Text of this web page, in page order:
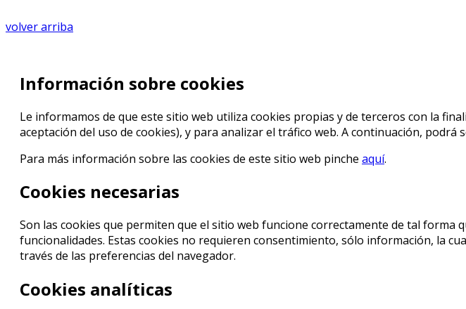
volver arriba
Información sobre cookies
Le informamos de que este sitio web utiliza cookies propias y de terceros con la
aceptación del uso de cookies), y para analizar el tráfico web. A continuación, podrá
Para más información sobre las cookies de este sitio web pinche aquí.
Cookies necesarias
Son las cookies que permiten que el sitio web funcione correctamente de tal forma
funcionalidades. Estas cookies no requieren consentimiento, sólo información, la
través de las preferencias del navegador.
Cookies analíticas